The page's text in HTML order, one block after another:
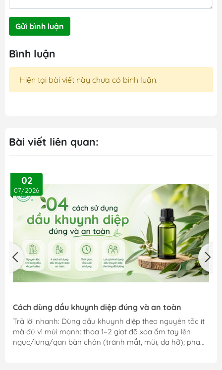
Gửi bình luận
Bình luận
Hiện tại bài viết này chưa có bình luận.
Bài viết liên quan:
02
07/2026
Cách dùng dầu khuynh diệp đúng và an toàn
Trả lời nhanh: Dùng dầu khuynh diệp theo nguyên tắc ít
mà đủ vì mùi mạnh: thoa 1–2 giọt đã xoa ấm tay lên
ngực/lưng/gan bàn chân (tránh mắt, mũi, da hở); pha